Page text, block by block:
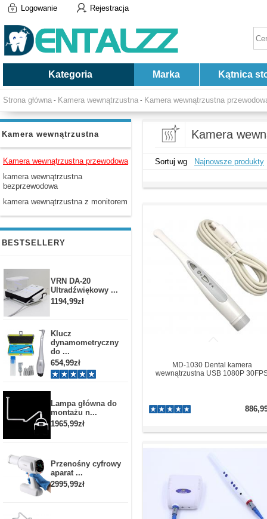
Logowanie Rejestracja
Kategoria Marka Kątnica
Strona główna - Kamera wewnątrzustna - Kamera wewnątrzustna
Kamera wewnątrzustna
Kamera wewnątrzustna przewodowa
kamera wewnątrzustna
bezprzewodowa
kamera wewnątrzustna z monitorem
BESTSELLERY
VRN DA-20
Ultradźwiękowy ...
1194,99zł
Klucz
dynamometryczny
do ...
654,99zł
Lampa główna do
montażu n...
1965,99zł
Przenośny cyfrowy
aparat ...
2995,99zł
Kamera
Sortuj wg Najnowsze produkty
MD-1030 Dental kamera
wewnątrzustna USB 1080P